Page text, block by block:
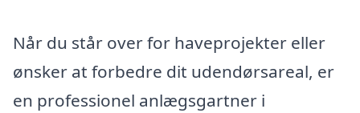
Når du står over for haveprojekter eller
ønsker at forbedre dit udendørsareal, er
en professionel anlægsgartner i